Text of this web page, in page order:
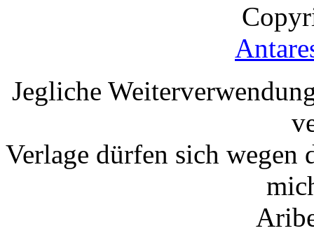
Jegliche
Verlage dürfen sich wegen